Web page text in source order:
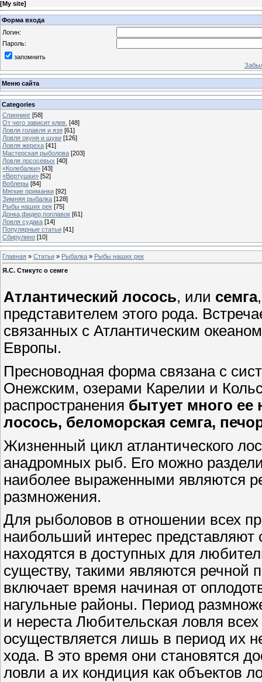
[My site]
Форма входа
Логин:
Пароль:
запомнить
Меню сайта
Categories
Спиннинг [58]
От чего зависит клев. [48]
Ловля голавля и язя [61]
Ловля окуня и щуки [126]
Ловля жереха [41]
Мастерская рыболова [203]
Ловля лососевых [40]
«Колебалки» [43]
«Вертушки» [52]
Воблеры [84]
Мягкие приманки [92]
Зимняя рыбалка [128]
Рыбы наших рек [75]
Донка,фидер,поплавок [61]
Ловля судака [14]
Популярные статьи [41]
Сбирулино [10]
Главная » Статьи » Рыбалка » Рыбы наших рек
Я.С. Стикутс о семге
Атлантический лосось, или семга
представителем этого рода.
связанных с Атлантическим
Европы.
Пресноводная форма связана с
Онежским, озерами Карелии и
распространения бытует много ее
лосось, беломорская семга,
Жизненный цикл атлантического
анадромных рыб. Его можно
наиболее выраженными являются
размножения.
Для рыболовов в отношении всех
наибольший интерес представляют
находятся в доступных для
существу, такими являются речной
включает время начиная от
нагульные районы. Период
и нереста Любительская ловля
осуществляется лишь в период их
хода. В это время они становятся
ловли а их кондиция как объектов